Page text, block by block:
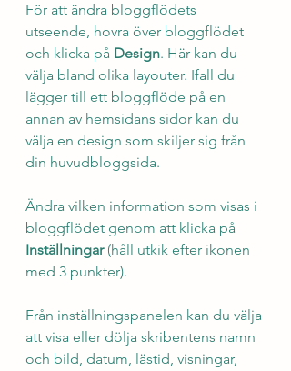
För att ändra bloggflödets
utseende, hovra över bloggflödet
och klicka på Design. Här kan du
välja bland olika layouter. Ifall du
lägger till ett bloggflöde på en
annan av hemsidans sidor kan du
välja en design som skiljer sig från
din huvudbloggsida.
Ändra vilken information som visas i
bloggflödet genom att klicka på
Inställningar (håll utkik efter ikonen
med 3 punkter).
Från inställningspanelen kan du välja
att visa eller dölja skribentens namn
och bild, datum, lästid, visningar,